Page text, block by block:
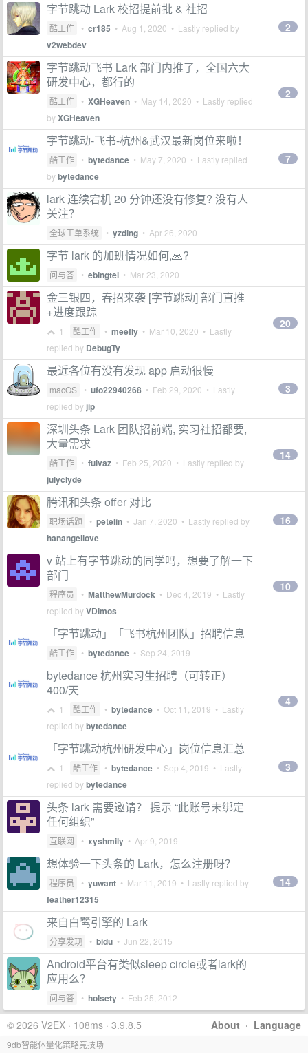
字节跳动 Lark 校招提前批 & 社招
酷工作 • cr185 • Aug 1, 2020 • Lastly replied by
v2webdev
2
字节跳动飞书 Lark 部门内推了，全国六大
研发中心，都行的
酷工作 • XGHeaven • May 14, 2020 • Lastly replied
byXGHeaven
2
字节跳动-飞书-杭州&武汉最新岗位来啦！
酷工作 • bytedance • May 7, 2020 • Lastly replied
bybytedance
7
lark 连续宕机 20 分钟还没有修复? 没有人
关注？
全球工单系统 • yzding • Apr 26, 2020
字节 lark 的加班情况如何,🙏?
问与答 • ebingtel • Mar 23, 2020
金三银四，春招来袭 [字节跳动] 部门直推
+进度跟踪
1 酷工作 • meefly • Mar 10, 2020 • Lastly
replied by DebugTy
20
最近各位有没有发现 app 启动很慢
macOS • ufo22940268 • Feb 29, 2020 • Lastly
replied by jip
3
深圳头条 Lark 团队招前端, 实习社招都要,
大量需求
酷工作 • fulvaz • Feb 25, 2020 • Lastly replied by
julyclyde
14
腾讯和头条 offer 对比
职场话题 • petelin • Jan 7, 2020 • Lastly replied by
hanangellove
16
v 站上有字节跳动的同学吗，想要了解一下
部门
程序员 • MatthewMurdock • Dec 4, 2019 • Lastly
replied byVDimos
10
「字节跳动」「飞书杭州团队」招聘信息
酷工作 • bytedance • Sep 24, 2019
bytedance 杭州实习生招聘（可转正）
400/天
1 酷工作 • bytedance • Oct 11, 2019 • Lastly
replied bybytedance
4
「字节跳动杭州研发中心」岗位信息汇总
1 酷工作 • bytedance • Sep 4, 2019 • Lastly
replied bybytedance
3
头条 lark 需要邀请？ 提示 “此账号未绑定
任何组织”
互联网 • xyshmily • Apr 9, 2019
想体验一下头条的 Lark，怎么注册呀？
程序员 • yuwant • Mar 11, 2019 • Lastly replied by
feather12315
14
来自白鹭引擎的 Lark
分享发现 • bidu • Jun 22, 2015
Android平台有类似sleep circle或者lark的
应用么？
问与答 • holsety • Feb 25, 2012
About · Language
© 2026 V2EX · 108ms · 3.9.8.5
9db智能体量化策略竞技场